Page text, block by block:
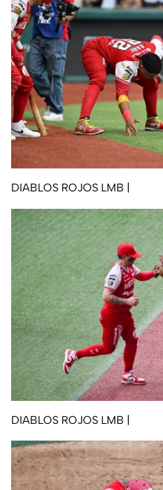
DIABLOS ROJOS LMB |
DIABLOS ROJOS LMB |